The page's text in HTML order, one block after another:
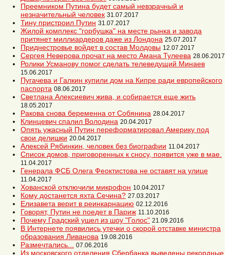
Преемником Путина будет самый невзрачный и
незначительный человек 31.07.2017
Тину пристроил Путин 31.07.2017
Жилой комплекс "горбушка" на месте рынка и завода
притянет миллиардеров даже из Лондона 25.07.2017
Приднестровье войдет в состав Молдовы 12.07.2017
Сергея Неверова прочат на место Амана Тулеева 28.06.2017
Ролики Усманову помог сделать телеведущий Минаев
15.06.2017
Пугачева и Галкин купили дом на Кипре ради европейского
паспорта 08.06.2017
Светлана Алексиевич жива, и собирается еще жить
18.05.2017
Ракова снова беременна от Собянина 28.04.2017
Клинцевич спалил Володина 20.04.2017
Опять ужасный Путин переформатировал Америку под
свои делишки 20.04.2017
Алексей Рябинкин, человек без биографии 11.04.2017
Список домов, приговоренных к сносу, появится уже в мае.
11.04.2017
Генерала ФСБ Олега Феоктистова не оставят на улице
11.04.2017
Хованской отключили микрофон 10.04.2017
Кому достанется яхта Сечина? 27.03.2017
Елизавета верит в реинкарнацию 02.12.2016
Говорят, Путин не поедет в Париж 11.10.2016
Почему Градский ушел из шоу "Голос" 21.09.2016
В Интернете появились утечки о скорой отставке министра
образования Ливанова 19.08.2016
Размечтались... 07.06.2016
Из московского отделения Сбербанка выведены рекордные